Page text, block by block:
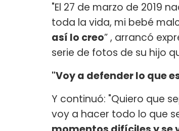
"El 27 de marzo de 2019
toda la vida, mi bebé
así lo creo” , arrancó
serie de fotos de su hijo
"Voy a defender lo que
Y continuó: "Quiero que
voy a hacer todo lo que